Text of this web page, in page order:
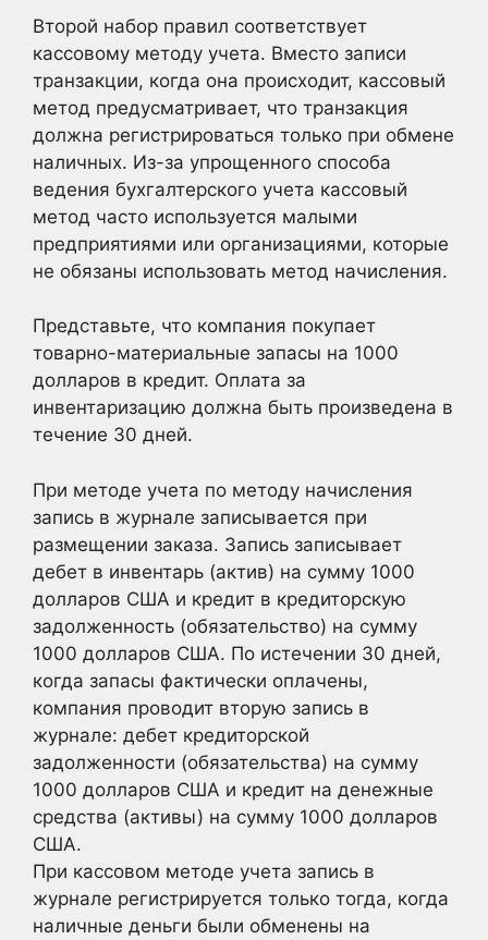
Второй набор правил соответствует
кассовому методу учета. Вместо записи
транзакции, когда она происходит, кассовый
метод предусматривает, что транзакция
должна регистрироваться только при обмене
наличных. Из-за упрощенного способа
ведения бухгалтерского учета кассовый
метод часто используется малыми
предприятиями или организациями, которые
не обязаны использовать метод начисления.
Представьте, что компания покупает
товарно-материальные запасы на 1000
долларов в кредит. Оплата за
инвентаризацию должна быть произведена в
течение 30 дней.
При методе учета по методу начисления
запись в журнале записывается при
размещении заказа. Запись записывает
дебет в инвентарь (актив) на сумму 1000
долларов США и кредит в кредиторскую
задолженность (обязательство) на сумму
1000 долларов США. По истечении 30 дней,
когда запасы фактически оплачены,
компания проводит вторую запись в
журнале: дебет кредиторской
задолженности (обязательства) на сумму
1000 долларов США и кредит на денежные
средства (активы) на сумму 1000 долларов
США.
При кассовом методе учета запись в
журнале регистрируется только тогда, когда
наличные деньги были обменены на